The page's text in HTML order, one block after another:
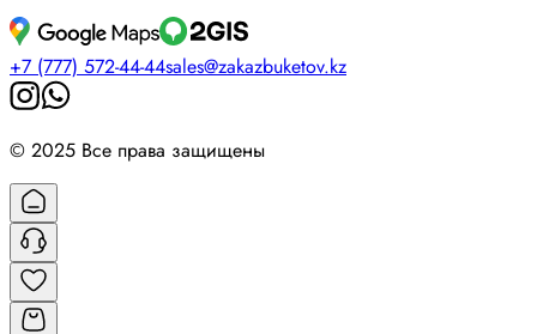
+7 (777) 572-44-44sales@zakazbuketov.kz
© 2025 Все права защищены